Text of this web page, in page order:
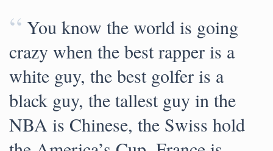
“ You know the world is going
crazy when the best rapper is a
white guy, the best golfer is a
black guy, the tallest guy in the
NBA is Chinese, the Swiss hold